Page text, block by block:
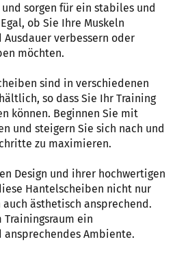
sorgen für ein stabiles und
ob Sie Ihre Muskeln
Ausdauer verbessern oder
möchten.
sind in verschiedenen
so dass Sie Ihr Training
können. Beginnen Sie mit
und steigern Sie sich nach und
zu maximieren.
Design und ihrer hochwertigen
Hantelscheiben nicht nur
ästhetisch ansprechend.
ein
Ambiente.